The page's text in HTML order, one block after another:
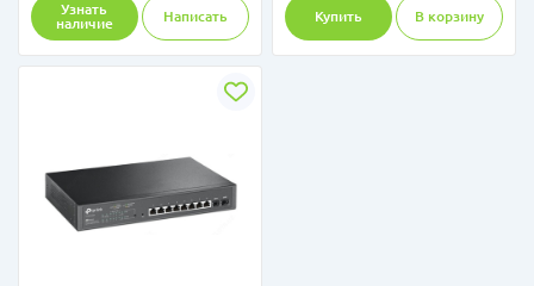
Узнать
наличие
Написать Купить В корзину